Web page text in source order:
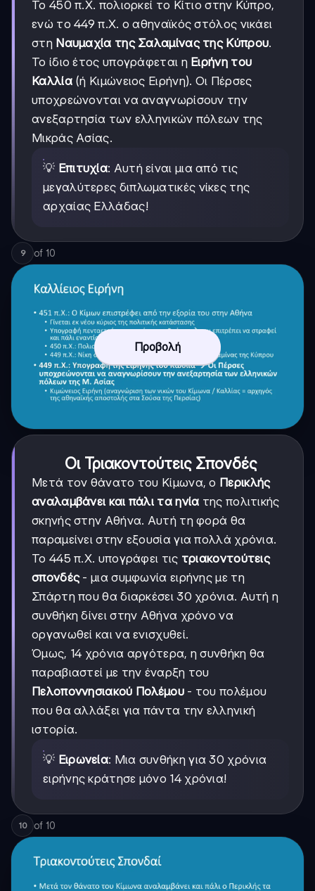
Το 450 π.Χ. πολιορκεί το Κίτιο στην Κύπρο,
ενώ το 449 π.Χ. ο αθηναϊκός στόλος νικάει
στη Ναυμαχία της Σαλαμίνας της Κύπρου.
Το ίδιο έτος υπογράφεται η Ειρήνη του
Καλλία(ή Κιμώνειος Ειρήνη). Οι Πέρσες
υποχρεώνονται να αναγνωρίσουν την
ανεξαρτησία των ελληνικών πόλεων της
Μικράς Ασίας.
💡 Επιτυχία: Αυτή είναι μια από τις
μεγαλύτερες διπλωματικές νίκες της
αρχαίας Ελλάδας!
9 of 10
Προβολή
Οι Τριακοντούτεις Σπονδές
Μετά τον θάνατο του Κίμωνα, ο Περικλής
αναλαμβάνει και πάλι τα ηνία της πολιτικής
σκηνής στην Αθήνα. Αυτή τη φορά θα
παραμείνει στην εξουσία για πολλά χρόνια.
Το 445 π.Χ. υπογράφει τις τριακοντούτεις
σπονδές- μια συμφωνία ειρήνης με τη
Σπάρτη που θα διαρκέσει 30 χρόνια. Αυτή η
συνθήκη δίνει στην Αθήνα χρόνο να
οργανωθεί και να ενισχυθεί.
Όμως, 14 χρόνια αργότερα, η συνθήκη θα
παραβιαστεί με την έναρξη του
Πελοποννησιακού Πολέμου- του πολέμου
που θα αλλάξει για πάντα την ελληνική
ιστορία.
💡 Ειρωνεία: Μια συνθήκη για 30 χρόνια
ειρήνης κράτησε μόνο 14 χρόνια!
10 of 10